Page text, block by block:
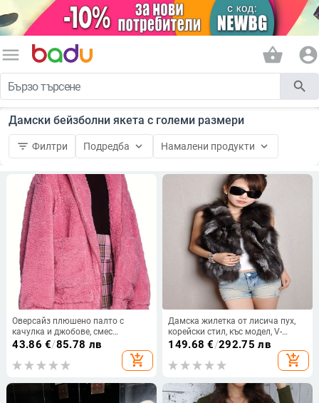
menu shopping_basket account_circle
search
Дамски бейзболни якета с големи размери
filter_list Филтри Подредба keyboard_arrow_down Намалени продукти keyboard_arrow_down
Оверсайз плюшено палто с
качулка и джобове, смес
полиестер/акрил, полиестер 70–
80%, акрил 30–50%, зима 2024.
43.86 €/85.78 лв
add_shopping_cart
Дамска жилетка от лисича пух,
корейски стил, къс модел, V-
образно деколте, без ръкави,
149.68 €/292.75 лв
add_shopping_cart